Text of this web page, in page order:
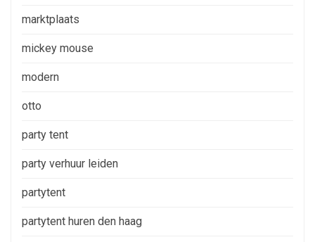
marktplaats
mickey mouse
modern
otto
party tent
party verhuur leiden
partytent
partytent huren den haag